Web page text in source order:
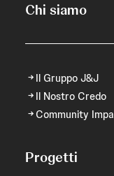
Chi siamo
Il Gruppo J&J
Il Nostro Credo
Community
Progetti